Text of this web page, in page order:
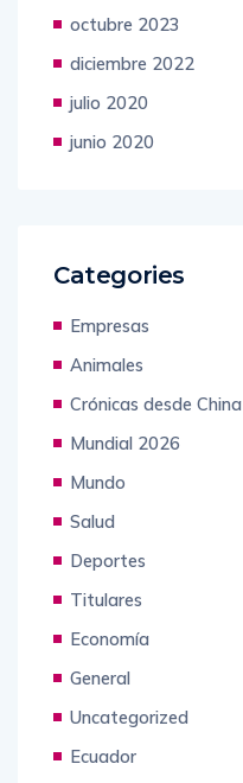
octubre 2023
diciembre 2022
julio 2020
junio 2020
Categories
Empresas
Animales
Crónicas desde China
Mundial 2026
Mundo
Salud
Deportes
Titulares
Economía
General
Uncategorized
Ecuador